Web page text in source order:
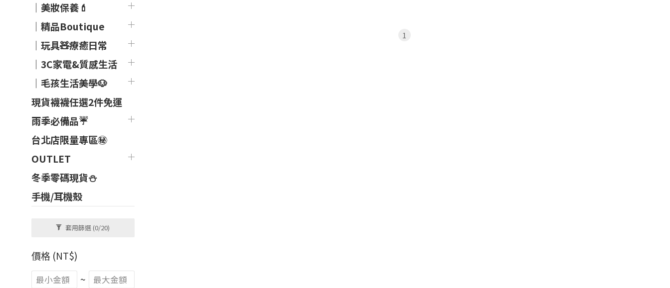
｜美妝保養💄
｜精品Boutique
｜玩具🧸療癒日常
｜3C家電&質感生活
｜毛孩生活美學🐶
現貨襪襪任選2件免運
雨季必備品☔
台北店限量專區㊙
OUTLET
冬季零碼現貨⛄
手機/耳機殼
套用篩選 (0/20)
價格 (NT$)
~
1